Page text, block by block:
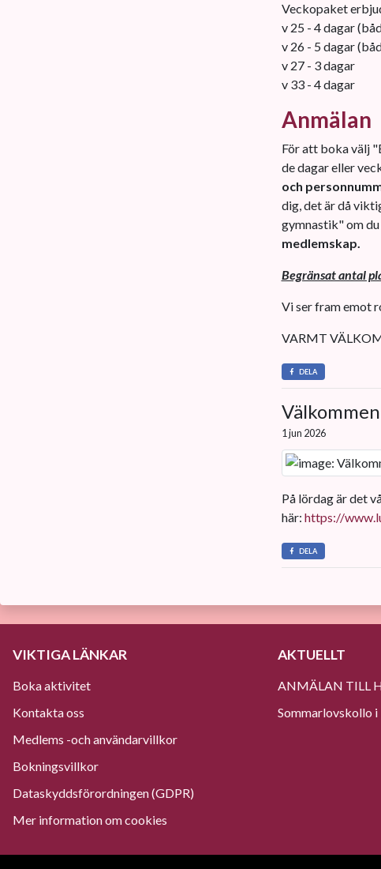
Veckopaket
v 25 - 4 dagar
v 26 - 5 dagar
v 27 - 3 dagar
v 33 - 4 dagar
Anmälan
För att boka välj
de dagar eller
och
dig, det är då
gymnastik" om
medlemskap.
Begränsat antal
Vi ser fram emot
VARMT
DELA
1 jun 2026
På lördag är det
här: https://
DELA
VIKTIGA LÄNKAR
Boka aktivitet
Kontakta oss
Medlems -och användarvillkor
Bokningsvillkor
Dataskyddsförordningen (GDPR)
Mer information om cookies
AKTUELLT
ANMÄLAN TILL
Sommarlovskollo